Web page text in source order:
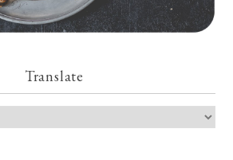
Translate